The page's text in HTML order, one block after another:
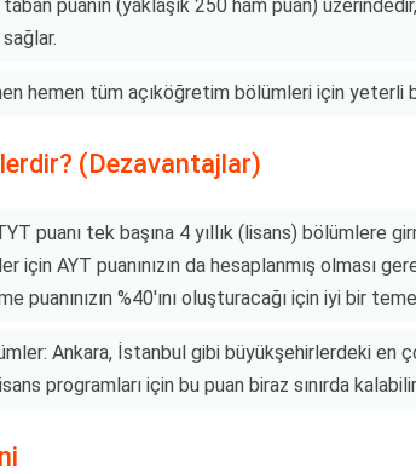
puanın (yaklaşık 250 ham puan)
hemen tüm açıköğretim bölümleri için yeterli
(Dezavantajlar)
puanı tek başına 4 yıllık (lisans) bölümlere
için AYT puanınızın da hesaplanmış olması
puanınızın %40'ını oluşturacağı için iyi bir
Ankara, İstanbul gibi büyükşehirlerdeki en
programları için bu puan biraz sınırda